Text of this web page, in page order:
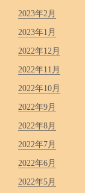
2023年2月
2023年1月
2022年12月
2022年11月
2022年10月
2022年9月
2022年8月
2022年7月
2022年6月
2022年5月